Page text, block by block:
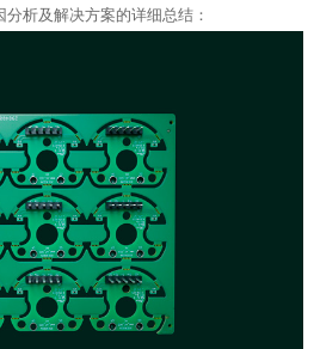
析及解决方案的详细总结：